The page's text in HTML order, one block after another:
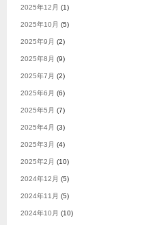
2025年12月 (1)
2025年10月 (5)
2025年9月 (2)
2025年8月 (9)
2025年7月 (2)
2025年6月 (6)
2025年5月 (7)
2025年4月 (3)
2025年3月 (4)
2025年2月 (10)
2024年12月 (5)
2024年11月 (5)
2024年10月 (10)